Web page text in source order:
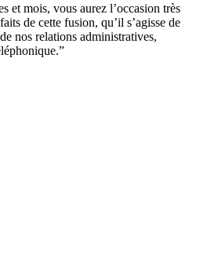
et mois, vous aurez l’occasion très
de cette fusion, qu’il s’agisse de
nos relations administratives,